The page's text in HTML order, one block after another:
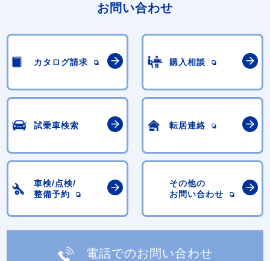
お問い合わせ
カタログ請求 購入相談
試乗車検索 転居連絡
車検/点検/
整備予約
その他の
お問い合わせ
電話でのお問い合わせ